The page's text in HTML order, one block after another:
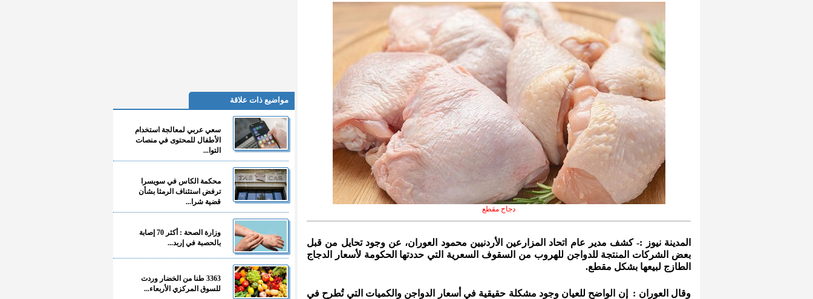
دجاج مقطع
المدينة نيوز :- كشف مدير عام اتحاد المزارعين الأردنيين محمود العوران، عن وجود تحايل من قبل
بعض الشركات المنتجة للدواجن للهروب من السقوف السعرية التي حددتها الحكومة لأسعار الدجاج
الطازج لبيعها بشكل مقطع.
وقال العوران : إن الواضح للعيان وجود مشكلة حقيقية في أسعار الدواجن والكميات التي تُطرح في
مواضيع ذات علاقة
سعي عربي لمعالجة استخدام
الأطفال للمحتوى في منصات
التوا...
محكمة الكاس في سويسرا
ترفض استئناف الرمثا بشأن
قضية شرا...
وزارة الصحة : أكثر 70 إصابة
بالحصبة في إربد...
3363 طنا من الخضار وردت
للسوق المركزي الأربعاء...